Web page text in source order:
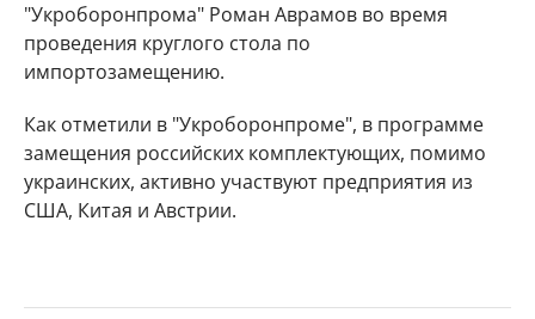
"Укроборонпрома" Роман Аврамов во время
проведения круглого стола по
импортозамещению.
Как отметили в "Укроборонпроме", в программе
замещения российских комплектующих, помимо
украинских, активно участвуют предприятия из
США, Китая и Австрии.